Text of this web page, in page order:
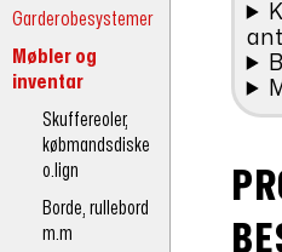
Garderobesystemer
Møbler og
inventar
Skuffereoler,
købmandsdiske
o.lign
Borde, rullebord
m.m